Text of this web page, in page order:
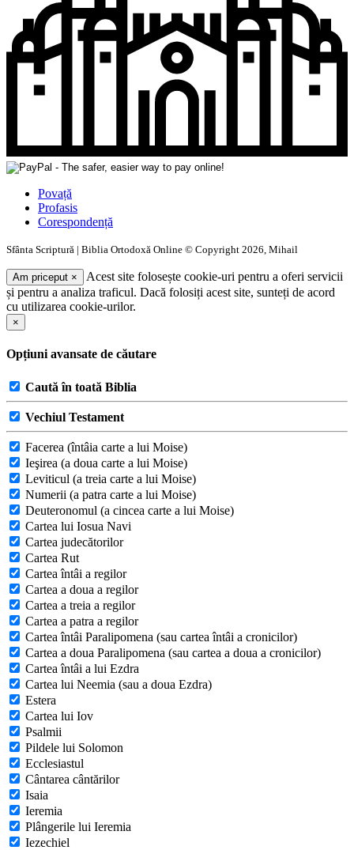
Povață
Profasis
Corespondență
Sfânta Scriptură | Biblia Ortodoxă Online © Copyright 2026, Mihail
Am priceput ×
Acest site folosește cookie-uri pentru a oferi servicii
și pentru a analiza traficul. Dacă folosiți acest site, sunteți de acord
cu utilizarea cookie-urilor.
×
Opțiuni avansate de căutare
Caută în toată Biblia
Vechiul Testament
Facerea (întâia carte a lui Moise)
Ieşirea (a doua carte a lui Moise)
Leviticul (a treia carte a lui Moise)
Numerii (a patra carte a lui Moise)
Deuteronomul (a cincea carte a lui Moise)
Cartea lui Iosua Navi
Cartea judecătorilor
Cartea Rut
Cartea întâi a regilor
Cartea a doua a regilor
Cartea a treia a regilor
Cartea a patra a regilor
Cartea întâi Paralipomena (sau cartea întâi a cronicilor)
Cartea a doua Paralipomena (sau cartea a doua a cronicilor)
Cartea întâi a lui Ezdra
Cartea lui Neemia (sau a doua Ezdra)
Estera
Cartea lui Iov
Psalmii
Pildele lui Solomon
Ecclesiastul
Cântarea cântărilor
Isaia
Ieremia
Plângerile lui Ieremia
Iezechiel